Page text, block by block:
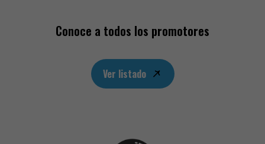
Conoce a todos los promotores
Ver listado